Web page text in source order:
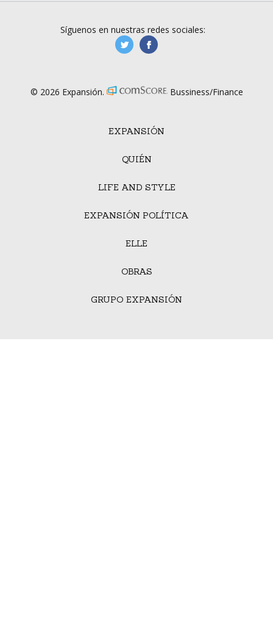
EXPANSIÓN
QUIÉN
LIFE AND STYLE
EXPANSIÓN POLÍTICA
ELLE
OBRAS
GRUPO EXPANSIÓN
Síguenos en nuestras redes sociales:
manufacturaGE
© 2026 Expansión. Bussiness/Finance